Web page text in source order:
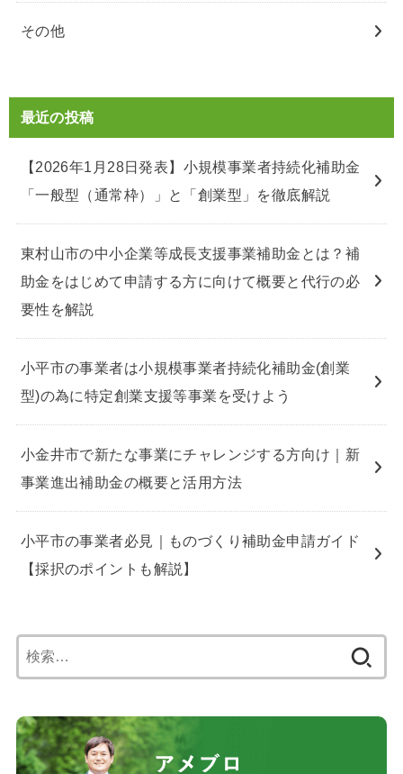
その他
最近の投稿
【2026年1月28日発表】小規模事業者持続化補助金
「一般型（通常枠）」と「創業型」を徹底解説
東村山市の中小企業等成長支援事業補助金とは？補
助金をはじめて申請する方に向けて概要と代行の必
要性を解説
小平市の事業者は小規模事業者持続化補助金(創業
型)の為に特定創業支援等事業を受けよう
小金井市で新たな事業にチャレンジする方向け｜新
事業進出補助金の概要と活用方法
小平市の事業者必見｜ものづくり補助金申請ガイド
【採択のポイントも解説】
索: